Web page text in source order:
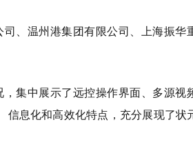
、温州港集团有限公司、上海振华
集中展示了远控操作界面、多源视
信息化和高效化特点，充分展现了状